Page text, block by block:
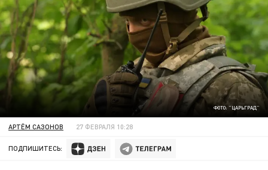
ФОТО: "ЦАРЬГРАД"
АРТЁМ САЗОНОВ 27 ФЕВРАЛЯ 10:28
ПОДПИШИТЕСЬ: